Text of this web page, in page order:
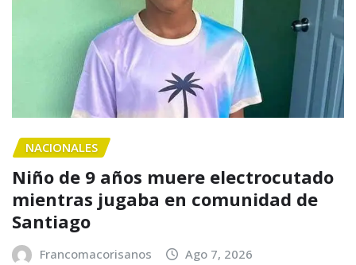
NACIONALES
Niño de 9 años muere electrocutado
mientras jugaba en comunidad de
Santiago
Francomacorisanos Ago 7, 2026